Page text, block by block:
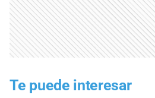
Te puede interesar